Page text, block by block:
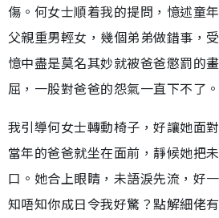
傷。何女士順着我的提問，憶述童
父親重男輕女，幾個弟弟做錯事，
憶中盡是莫名其妙就被爸爸懲罰的
屈，一股對爸爸的怨氣一直下不了。
我引導何女士轉動椅子，好讓她面
當年的爸爸就坐在面前，靜候她把
口。她合上眼睛，未語淚先流，好
知唔知你成日令我好驚？點解細佬